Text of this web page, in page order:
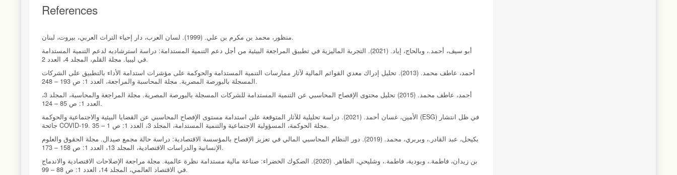
References
منظور، محمد بن مكرم بن علي. (1999). لسان العرب، دار إحياء التراث العربي، بيروت، لبنان.
أبو سيف، أحمد.، وبالحاج، إياد. (2021). التجربة الماليزية في تطبيق المراجعة البيئية من أجل دعم التنمية المستدامة: دراسة استرشاديه لدعم التنمية المستدامة
في ليبيا. مجلة القلم، المجلد 4، العدد 2.
أحمد، عاطف محمد. (2013). تحليل إدراك معدي القوائم المالية لآثار ممارسات التنمية المستدامة والحوكمة على مؤشرات استدامة الأداء بالتطبيق على الشركات
المسجلة بالبورصة المصرية. مجلة المحاسبة والمراجعة، العدد 1: ص 193 – 248.
أحمد، عاطف محمد. (2015) تحليل محتوى الإفصاح المحاسبي عن التنمية المستدامة للشركات المسجلة بالبورصة المصرية. مجلة المراجعة والمحاسبة، المجلد 3،
العدد 1: ص 85 – 124.
الأمين، غسان أحمد. (2021). دراسة تحليلية للآثار المتوقعة على استدامة مستوى الإفصاح المحاسبي عن القضايا البيئية والاجتماعية والحوكمة (ESG) في ظل انتشار
جائحة COVID-19. مجلة الحوكمة، المسؤولية الاجتماعية والتنمية المستدامة، المجلد 3، العدد 1: ص 1 – 35.
بكيحل، عبد القادر.، وبربري، محمد. (2019). دور النظام المحاسبي المالي في تعزيز الإفصاح بالمؤسسة الاقتصادية: دراسة حالة مجمع صيدال. مجلة الحقوق والعلوم
الإنسانية والدراسات الاقتصادية، المجلد 13، العدد 1: ص 158 – 173.
بن زيدان، فاطمة.، وبودية، فاطمة.، وشليحي، الطاهر. (2020). الصكوك الخضراء: صناعة مالية مستدامة نظرة عالمية. مجلة مراجعة الإصلاحات الاقتصادية والاندماج
في الاقتصاد العالمي، المجلد 14، العدد 1: ص 88 – 99.